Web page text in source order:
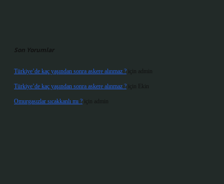
Son Yorumlar
Türkiye’de kaç yaşından sonra askere alınmaz ? için admin
Türkiye’de kaç yaşından sonra askere alınmaz ? için Ekin
Omurgasızlar sıcakkanlı mı ? için admin